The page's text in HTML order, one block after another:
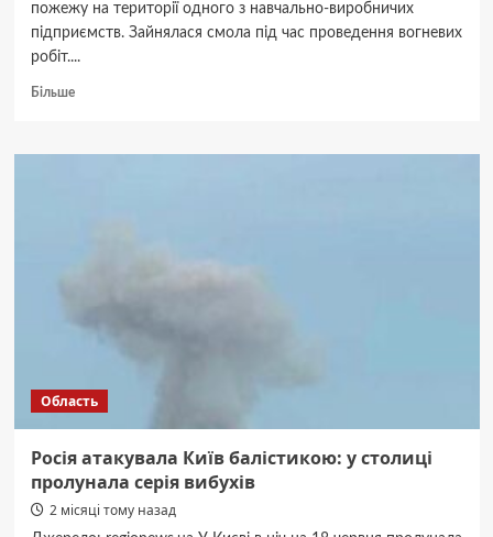
пожежу на території одного з навчально-виробничих
підприємств. Зайнялася смола під час проведення вогневих
робіт....
БільшеДокладніше
Вінниці
Область
Росія атакувала Київ балістикою: у столиці
пролунала серія вибухів
2 місяці тому назад